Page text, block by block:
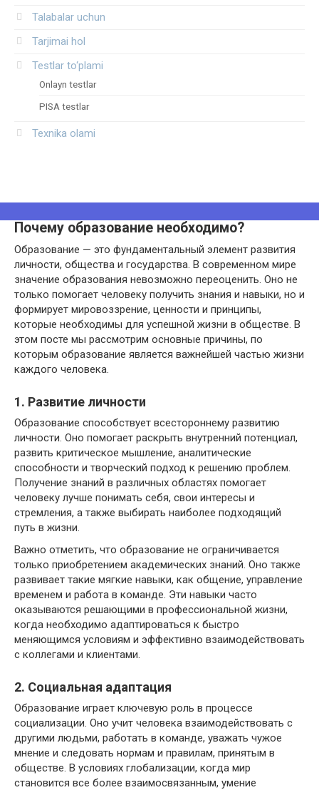
Talabalar uchun
Tarjimai hol
Testlar to‘plami
Onlayn testlar
PISA testlar
Texnika olami
Почему образование необходимо?
Образование — это фундаментальный элемент развития
личности, общества и государства. В современном мире
значение образования невозможно переоценить. Оно не
только помогает человеку получить знания и навыки, но и
формирует мировоззрение, ценности и принципы,
которые необходимы для успешной жизни в обществе. В
этом посте мы рассмотрим основные причины, по
которым образование является важнейшей частью жизни
каждого человека.
1. Развитие личности
Образование способствует всестороннему развитию
личности. Оно помогает раскрыть внутренний потенциал,
развить критическое мышление, аналитические
способности и творческий подход к решению проблем.
Получение знаний в различных областях помогает
человеку лучше понимать себя, свои интересы и
стремления, а также выбирать наиболее подходящий
путь в жизни.
Важно отметить, что образование не ограничивается
только приобретением академических знаний. Оно также
развивает такие мягкие навыки, как общение, управление
временем и работа в команде. Эти навыки часто
оказываются решающими в профессиональной жизни,
когда необходимо адаптироваться к быстро
меняющимся условиям и эффективно взаимодействовать
с коллегами и клиентами.
2. Социальная адаптация
Образование играет ключевую роль в процессе
социализации. Оно учит человека взаимодействовать с
другими людьми, работать в команде, уважать чужое
мнение и следовать нормам и правилам, принятым в
обществе. В условиях глобализации, когда мир
становится все более взаимосвязанным, умение